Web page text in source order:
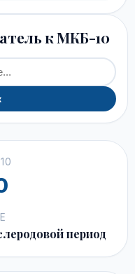
к МКБ-10
период